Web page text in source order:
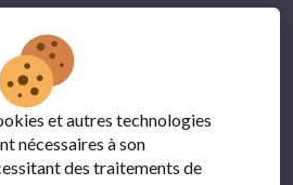
du
et autres technologies
nécessaires à son
des traitements de